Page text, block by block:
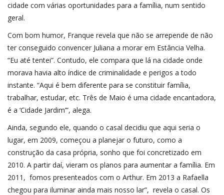
cidade com várias oportunidades para a família, num sentido
geral.
Com bom humor, Franque revela que não se arrepende de não
ter conseguido convencer Juliana a morar em Estância Velha.
“Eu até tentei”. Contudo, ele compara que lá na cidade onde
morava havia alto índice de criminalidade e perigos a todo
instante. “Aqui é bem diferente para se constituir família,
trabalhar, estudar, etc. Três de Maio é uma cidade encantadora,
é a ‘Cidade Jardim’”, alega.
Ainda, segundo ele, quando o casal decidiu que aqui seria o
lugar, em 2009, começou a planejar o futuro, como a
construção da casa própria, sonho que foi concretizado em
2010. A partir daí, vieram os planos para aumentar a família. Em
2011, fomos presenteados com o Arthur. Em 2013 a Rafaella
chegou para iluminar ainda mais nosso lar”, revela o casal. Os